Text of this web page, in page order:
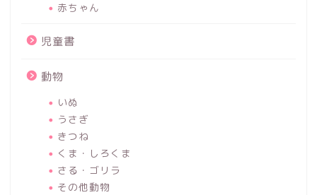
赤ちゃん
児童書
動物
いぬ
うさぎ
きつね
くま・しろくま
さる・ゴリラ
その他動物